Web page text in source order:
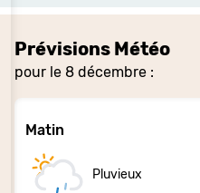
Prévisions Météo
pour le 8 décembre :
Matin
Pluvieux